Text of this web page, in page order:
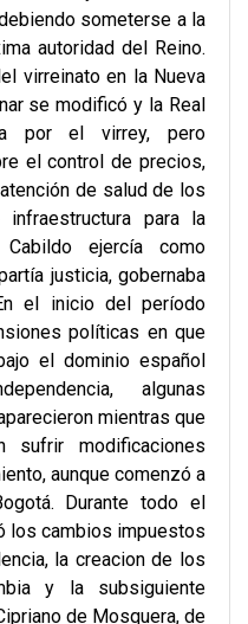
someterse a la
autoridad del Reino.
virreinato en la Nueva
se modificó y la Real
por el virrey, pero
el control de precios,
de salud de los
para la
ejercía como
justicia, gobernaba
el inicio del período
políticas en que
el dominio español
algunas
mientras que
sufrir modificaciones
aunque comenzó a
Durante todo el
los cambios impuestos
la creacion de los
y la subsiguiente
de Mosquera, de